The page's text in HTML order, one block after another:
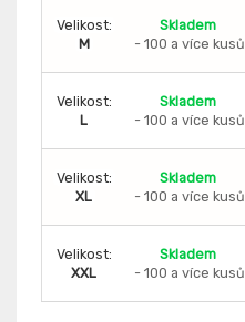
Velikost:
M
Skladem
- 100 a více kusů
Velikost:
L
Skladem
- 100 a více kusů
Velikost:
XL
Skladem
- 100 a více kusů
Velikost:
XXL
Skladem
- 100 a více kusů